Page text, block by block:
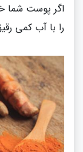
اگر پوست
را با آب کمی